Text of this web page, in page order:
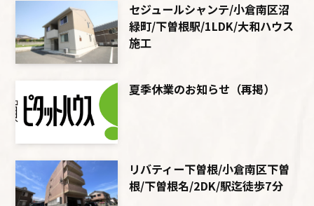
セジュールシャンテ/小倉南区沼
緑町/下曽根駅/1LDK/大和ハウス
施工
夏季休業のお知らせ（再掲）
リバティー下曽根/小倉南区下曽
根/下曽根名/2DK/駅迄徒歩7分